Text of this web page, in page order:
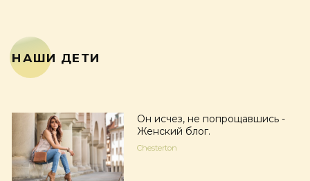
НАШИ ДЕТИ
Он исчез, не попрощавшись -
Женский блог.
Chesterton